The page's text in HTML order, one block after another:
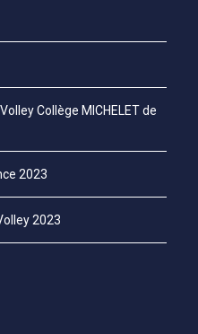
Collège MICHELET de
2023
2023